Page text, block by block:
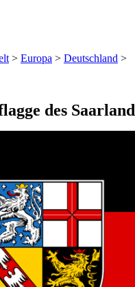
> Europa > Deutschland >
des Saarland